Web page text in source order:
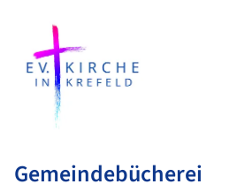
Gemeindebücherei